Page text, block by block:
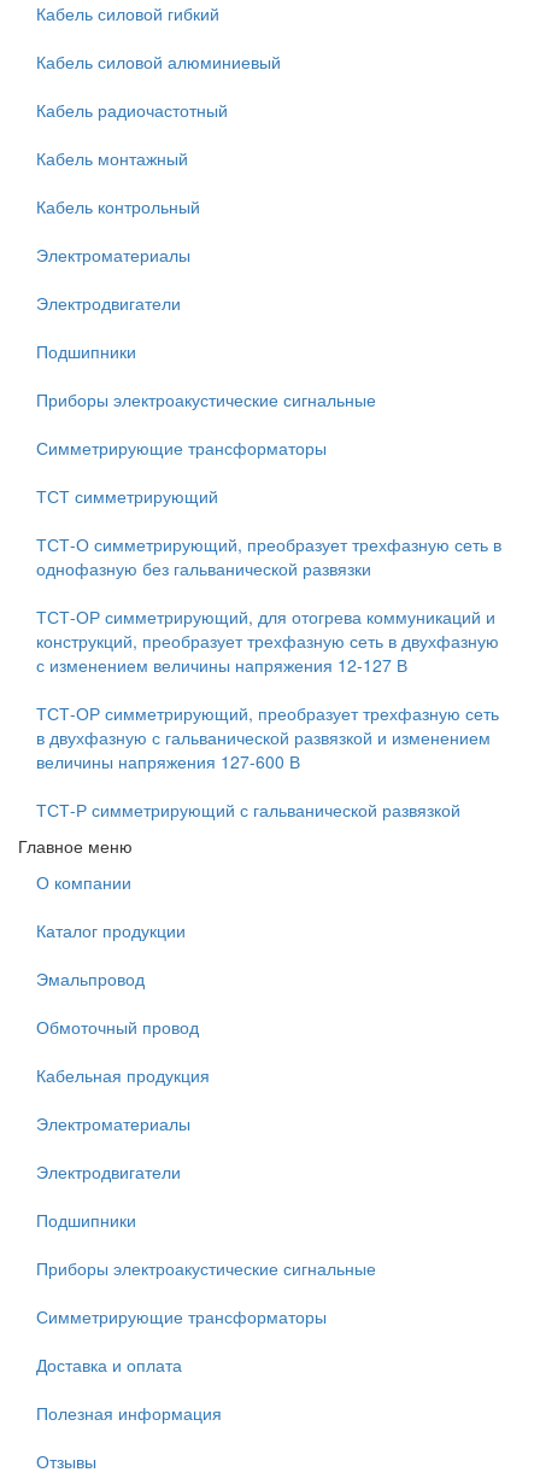
Кабель силовой гибкий
Кабель силовой алюминиевый
Кабель радиочастотный
Кабель монтажный
Кабель контрольный
Электроматериалы
Электродвигатели
Подшипники
Приборы электроакустические сигнальные
Симметрирующие трансформаторы
ТСТ симметрирующий
ТСТ-О симметрирующий, преобразует трехфазную сеть в
однофазную без гальванической развязки
ТСТ-ОР симметрирующий, для отогрева коммуникаций и
конструкций, преобразует трехфазную сеть в двухфазную
с изменением величины напряжения 12-127 В
ТСТ-ОР симметрирующий, преобразует трехфазную сеть
в двухфазную с гальванической развязкой и изменением
величины напряжения 127-600 В
ТСТ-Р симметрирующий с гальванической развязкой
Главное меню
О компании
Каталог продукции
Эмальпровод
Обмоточный провод
Кабельная продукция
Электроматериалы
Электродвигатели
Подшипники
Приборы электроакустические сигнальные
Симметрирующие трансформаторы
Доставка и оплата
Полезная информация
Отзывы